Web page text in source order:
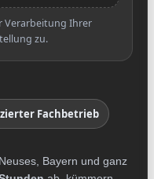
Verarbeitung Ihrer
zu.
Fachbetrieb
Bayern und ganz